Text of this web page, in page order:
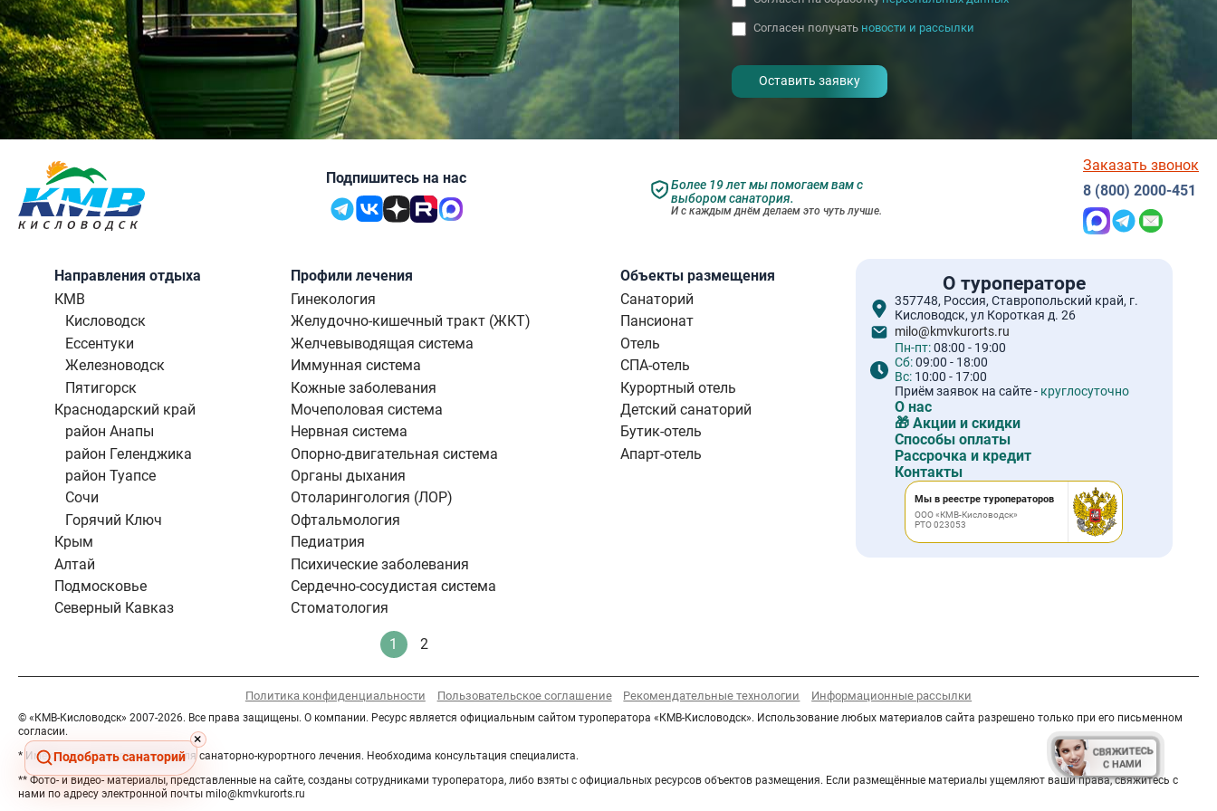
Согласен получать новости и рассылки
Подпишитесь на нас
Более 19 лет мы помогаем вам с
выбором санатория.
И с каждым днём делаем это чуть лучше.
Заказать звонок
8 (800) 2000-451
Направления отдыха
КМВ
Кисловодск
Ессентуки
Железноводск
Пятигорск
Краснодарский край
район Анапы
район Геленджика
район Туапсе
Сочи
Горячий Ключ
Крым
Алтай
Подмосковье
Северный Кавказ
Профили лечения
Гинекология
Желудочно-кишечный тракт (ЖКТ)
Желчевыводящая система
Иммунная система
Кожные заболевания
Мочеполовая система
Нервная система
Опорно-двигательная система
Органы дыхания
Отоларингология (ЛОР)
Офтальмология
Педиатрия
Психические заболевания
Сердечно-сосудистая система
Стоматология
НумерацияТекущая
1 Стандартное
2
Объекты размещения
Санаторий
Пансионат
Отель
СПА-отель
Курортный отель
Детский санаторий
Бутик-отель
Апарт-отель
О туроператоре
357748, Россия, Ставропольский край, г.
Кисловодск, ул Короткая д. 26
milo@kmvkurorts.ru
Пн-пт:08:00 - 19:00
Сб:09:00 - 18:00
Вс: 10:00 - 17:00
Приём заявок на сайте - круглосуточно
О нас
🎁 Акции и скидки
Способы оплаты
Рассрочка и кредит
Контакты
Мы в реестре туроператоров
ООО «КМВ-Кисловодск»
РТО 023053
Политика конфиденциальности Пользовательское соглашение Рекомендательные технологии Информационные рассылки
© «КМВ-Кисловодск» 2007-2026. Все права защищены. О компании. Ресурс является официальным сайтом туроператора «КМВ-Кисловодск». Использование любых материалов сайта разрешено только при его письменном
согласии.
* Имеются противопоказания для санаторно-курортного лечения. Необходима консультация специалиста.
** Фото- и видео- материалы, представленные на сайте, созданы сотрудниками туроператора, либо взяты с официальных ресурсов объектов размещения. Если размещённые материалы ущемляют ваши права, свяжитесь с
нами по адресу электронной почты milo@kmvkurorts.ru
Подобрать санаторий
Hide
button
×
СВЯЖИТЕСЬ
С НАМИ
СВЯЖИТЕСЬ
С НАМИ